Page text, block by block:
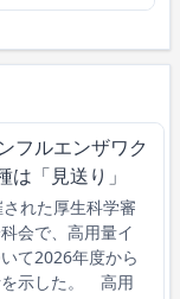
フルエンザワク
「見送り」
れた厚生科学審
会で、高用量イ
て2026年度から
を示した。 高用